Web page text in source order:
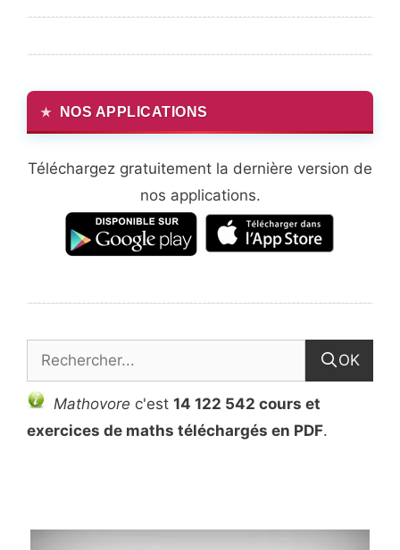
NOS APPLICATIONS
Téléchargez gratuitement la dernière version de
nos applications.
OK
Mathovore c'est 14 122 542 cours et
exercices de maths téléchargés en PDF.